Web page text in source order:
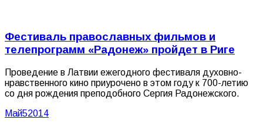
Фестиваль православных фильмов и
телепрограмм «Радонеж» пройдет в Риге
Проведение в Латвии ежегодного фестиваля духовно-
нравственного кино приурочено в этом году к 700-летию
со дня рождения преподобного Сергия Радонежского.
Май52014